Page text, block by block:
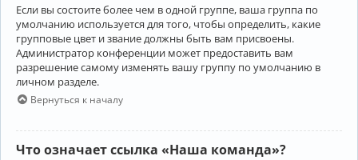
Если вы состоите более чем в одной группе, ваша группа по
умолчанию используется для того, чтобы определить, какие
групповые цвет и звание должны быть вам присвоены.
Администратор конференции может предоставить вам
разрешение самому изменять вашу группу по умолчанию в
личном разделе.
Вернуться к началу
Что означает ссылка «Наша команда»?